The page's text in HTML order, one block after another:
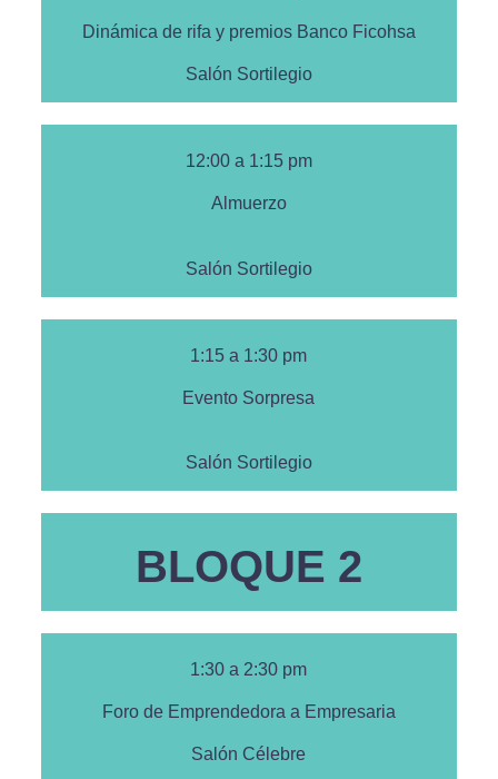
Dinámica de rifa y premios Banco Ficohsa
Salón Sortilegio
12:00 a 1:15 pm
Almuerzo
Salón Sortilegio
1:15 a 1:30 pm
Evento Sorpresa
Salón Sortilegio
BLOQUE 2
1:30 a 2:30 pm
Foro de Emprendedora a Empresaria
Salón Célebre